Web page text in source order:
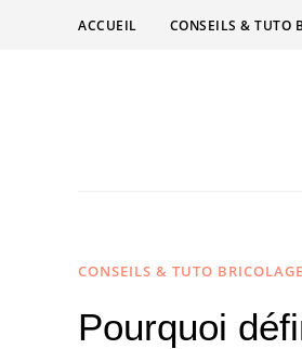
ACCUEIL CONSEILS & TUTO
CONSEILS & TUTO BRICOLAGE
Pourquoi